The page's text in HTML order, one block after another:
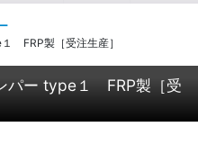
FRP製［受注生産］
パー type１ FRP製［受